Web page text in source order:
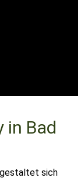
in Bad
sich